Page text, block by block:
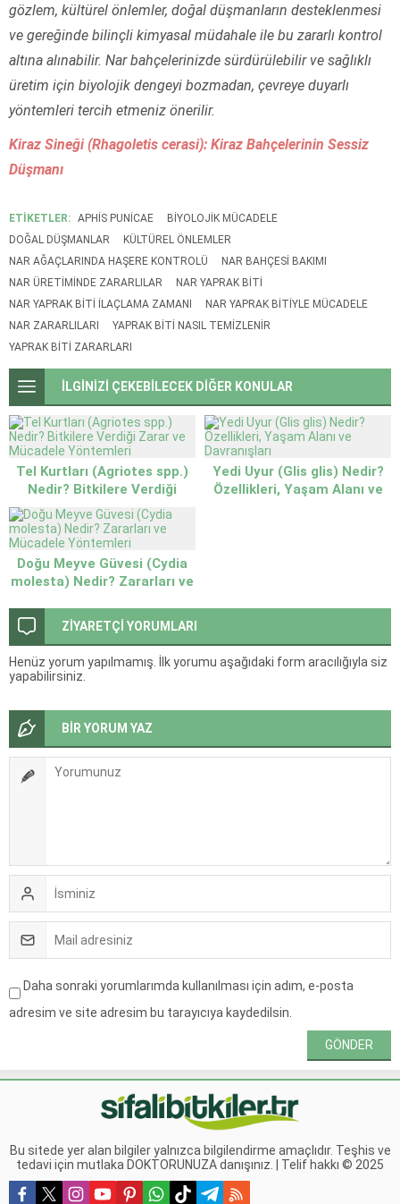
gözlem, kültürel önlemler, doğal düşmanların desteklenmesi
ve gereğinde bilinçli kimyasal müdahale ile bu zararlı kontrol
altına alınabilir. Nar bahçelerinizde sürdürülebilir ve sağlıklı
üretim için biyolojik dengeyi bozmadan, çevreye duyarlı
yöntemleri tercih etmeniz önerilir.
Kiraz Sineği (Rhagoletis cerasi): Kiraz Bahçelerinin Sessiz
Düşmanı
ETİKETLER: APHIS PUNICAE
BIYOLOJIK MÜCADELE
DOĞAL DÜŞMANLAR
KÜLTÜREL ÖNLEMLER
NAR AĞAÇLARINDA HAŞERE KONTROLÜ
NAR BAHÇESI BAKIMI
NAR ÜRETIMINDE ZARARLILAR
NAR YAPRAK BITI
NAR YAPRAK BITI ILAÇLAMA ZAMANI
NAR YAPRAK BITIYLE MÜCADELE
NAR ZARARLILARI
YAPRAK BITI NASIL TEMIZLENIR
YAPRAK BITI ZARARLARI
İLGİNİZİ ÇEKEBİLECEK DİĞER KONULAR
Tel Kurtları (Agriotes spp.)
Nedir? Bitkilere Verdiği
Zarar ve Mücadele
Yöntemleri
Yedi Uyur (Glis glis) Nedir?
Özellikleri, Yaşam Alanı ve
Doğu Meyve Güvesi (Cydia
molesta) Nedir? Zararları ve
ZİYARETÇİ YORUMLARI
Henüz yorum yapılmamış. İlk yorumu aşağıdaki form aracılığıyla siz
yapabilirsiniz.
BİR YORUM YAZ
Daha sonraki yorumlarımda kullanılması için adım, e-posta
adresim ve site adresim bu tarayıcıya kaydedilsin.
Bu sitede yer alan bilgiler yalnızca bilgilendirme amaçlıdır. Teşhis ve
tedavi için mutlaka DOKTORUNUZA danışınız. | Telif hakkı © 2025